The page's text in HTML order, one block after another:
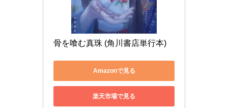
骨を喰む真珠 (角川書店単行本)
Amazonで見る
楽天市場で見る